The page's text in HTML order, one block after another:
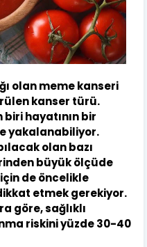
olan meme kanseri
kanser türü.
hayatının bir
yakalanabiliyor.
olan bazı
büyük ölçüde
de öncelikle
etmek gerekiyor.
göre, sağlıklı
riskini yüzde 30-40